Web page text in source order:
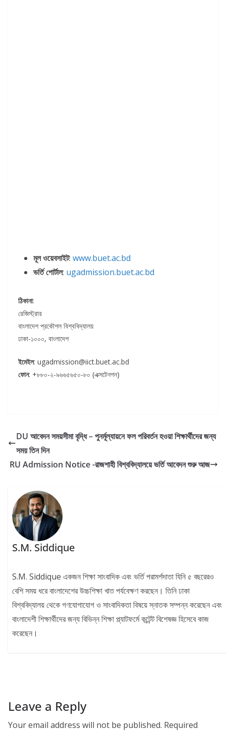
মূল ওয়েবসাইট: www.buet.ac.bd
ভর্তি পোর্টাল: ugadmission.buet.ac.bd
ঠিকানা:
রেজিস্ট্রার
বাংলাদেশ প্রকৌশল বিশ্ববিদ্যালয়
ঢাকা-১০০০, বাংলাদেশ
ইমেইল: ugadmission@iict.buet.ac.bd
ফোন: +৮৮০-২-৯৬৬৫৬৫০-৮০ (এক্সটেনশন)
DU আবেদন সময়সীমা বৃদ্ধি – পুনর্মূল্যায়নে ফল পরিবর্তন হওয়া শিক্ষার্থীদের জন্য
সময় তিন দিন
RU Admission Notice -রাজশাহী বিশ্ববিদ্যালয়ে ভর্তি আবেদন শুরু আজ
S.M. Siddique
S.M. Siddique একজন শিক্ষা সাংবাদিক এবং ভর্তি পরামর্শদাতা যিনি ৫ বছরেরও
বেশি সময় ধরে বাংলাদেশের উচ্চশিক্ষা খাত পর্যবেক্ষণ করছেন। তিনি ঢাকা
বিশ্ববিদ্যালয় থেকে গণযোগাযোগ ও সাংবাদিকতা বিষয়ে স্নাতক সম্পন্ন করেছেন এবং
বাংলাদেশী শিক্ষার্থীদের জন্য বিভিন্ন শিক্ষা প্ল্যাটফর্মে কন্টেন্ট বিশেষজ্ঞ হিসেবে কাজ
করেছেন।
Leave a Reply
Your email address will not be published. Required